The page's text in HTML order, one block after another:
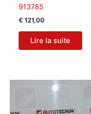
913785
€ 121,00
Lire la suite